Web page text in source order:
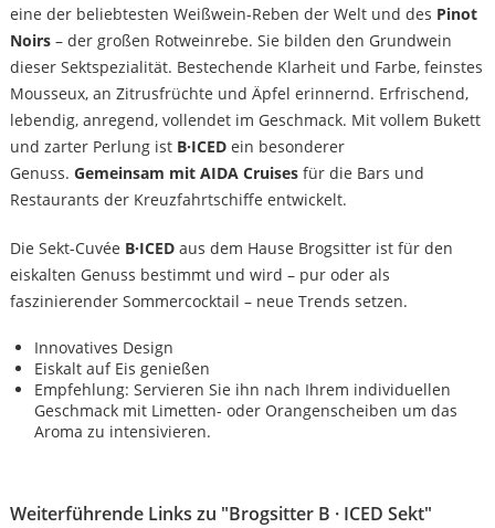
eine der beliebtesten Weißwein-Reben der Welt und des Pinot
Noirs– der großen Rotweinrebe. Sie bilden den Grundwein
dieser Sektspezialität. Bestechende Klarheit und Farbe, feinstes
Mousseux, an Zitrusfrüchte und Äpfel erinnernd. Erfrischend,
lebendig, anregend, vollendet im Geschmack. Mit vollem Bukett
und zarter Perlung ist B·ICEDein besonderer
Genuss. Gemeinsam mit AIDA Cruisesfür die Bars und
Restaurants der Kreuzfahrtschiffe entwickelt.
Die Sekt-Cuvée B·ICEDaus dem Hause Brogsitter ist für den
eiskalten Genuss bestimmt und wird – pur oder als
faszinierender Sommercocktail – neue Trends setzen.
Innovatives Design
Eiskalt auf Eis genießen
Empfehlung: Servieren Sie ihn nach Ihrem individuellen
Geschmack mit Limetten- oder Orangenscheiben um das
Aroma zu intensivieren.
Weiterführende Links zu "Brogsitter B · ICED Sekt"